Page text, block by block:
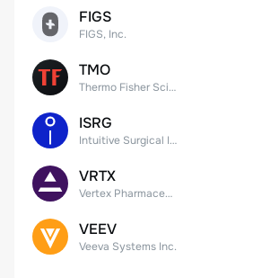
FIGS
FIGS, Inc.
TMO
Thermo Fisher Scientific, Inc.
ISRG
Intuitive Surgical Inc.
VRTX
Vertex Pharmaceuticals Inc
VEEV
Veeva Systems Inc.